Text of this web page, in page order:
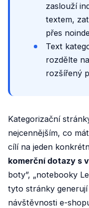
zaslouží
textem,
přes
Text
rozdělte
rozšířený
Kategorizační
nejcennějším, co
cílí na jeden
komerční dotazy s
boty”, „notebooky
tyto stránky
návštěvnosti e-